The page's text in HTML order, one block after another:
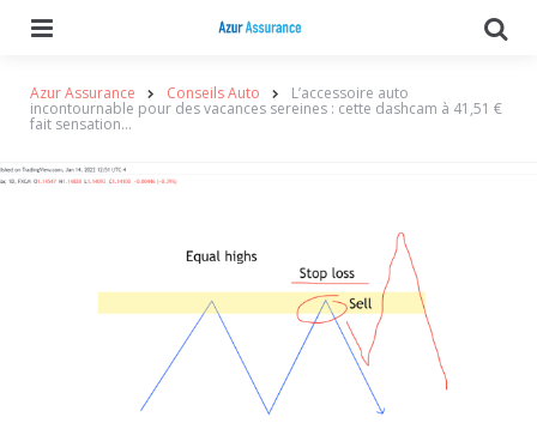
Azur Assurance Conseils Auto L’accessoire auto
incontournable pour des vacances sereines : cette dashcam à 41,51 €
fait sensation…